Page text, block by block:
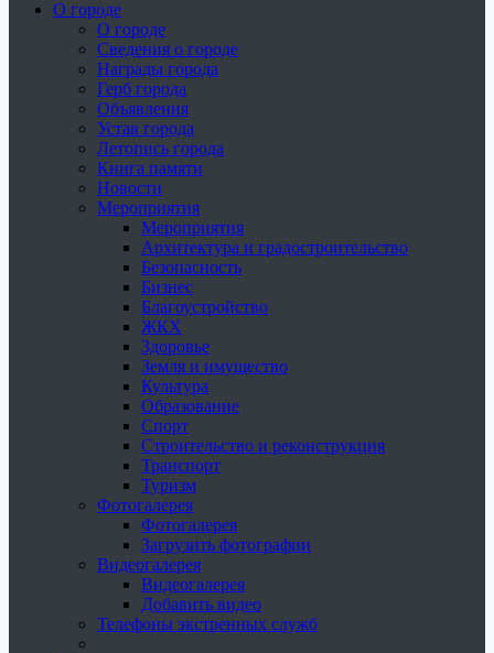
О городе
О городе
Сведения о городе
Награды города
Герб города
Объявления
Устав города
Летопись города
Книга памяти
Новости
Мероприятия
Мероприятия
Архитектура и градостроительство
Безопасность
Бизнес
Благоустройство
ЖКХ
Здоровье
Земля и имущество
Культура
Образование
Спорт
Строительство и реконструкция
Транспорт
Туризм
Фотогалерея
Фотогалерея
Загрузить фотографии
Видеогалерея
Видеогалерея
Добавить видео
Телефоны экстренных служб